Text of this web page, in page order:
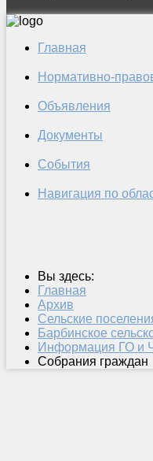
Главная
Нормативно-
Объявления
Документы
События
Навигация по
Вы здесь:
Главная
Архив
Сельские
Барбинское
Информация ГО и
Собрания граждан